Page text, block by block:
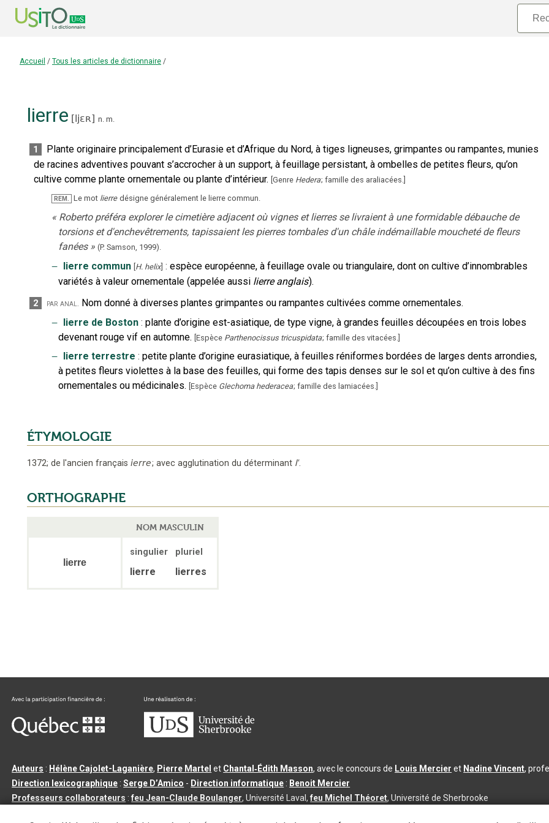
Accueil / Tous les articles de dictionnaire /
lierre [ljɛʀ] n. m.
1
Plante originaire principalement d’Eurasie et d’Afrique du Nord, à tiges ligneuses, grimpantes ou rampantes, munies
de racines adventives pouvant s’accrocher à un support, à feuillage persistant, à ombelles de petites fleurs, qu’on
cultive comme plante ornementale ou plante d’intérieur. Genre Hedera; famille des araliacées.
REM. Le mot lierre désigne généralement le lierre commun.
« Roberto préféra explorer le cimetière adjacent où vignes et lierres se livraient à une formidable débauche de
torsions et d'enchevêtrements, tapissaient les pierres tombales d'un châle indémaillable moucheté de fleurs
fanées » (P. Samson, 1999).
‒ lierre commun H. helix] : espèce européenne, à feuillage ovale ou triangulaire, dont on cultive d’innombrables
variétés à valeur ornementale (appelée aussi lierre anglais).
2 par anal. Nom donné à diverses plantes grimpantes ou rampantes cultivées comme ornementales.
‒ lierre de Boston : plante d’origine est-asiatique, de type vigne, à grandes feuilles découpées en trois lobes
devenant rouge vif en automne. [Espèce Parthenocissus tricuspidata; famille des vitacées.]
‒ lierre terrestre : petite plante d’origine eurasiatique, à feuilles réniformes bordées de larges dents arrondies,
à petites fleurs violettes à la base des feuilles, qui forme des tapis denses sur le sol et qu’on cultive à des fins
ornementales ou médicinales. Espèce Glechoma hederacea; famille des lamiacées.
ÉTYMOLOGIE
1372; de l'ancien français ierre; avec agglutination du déterminant l'.
ORTHOGRAPHE
NOM MASCULIN
lierre
singulier pluriel
lierre lierres
Auteurs : Hélène Cajolet-Laganière, Pierre Martel et Chantal‑Édith Masson, avec le concours de Louis Mercier et Nadine Vincent,
Direction lexicographique :Serge D’Amico - Direction informatique : Benoit Mercier
Professeurs collaborateurs :feu Jean-Claude Boulanger, Université Laval,feu Michel Théoret, Université de Sherbrooke